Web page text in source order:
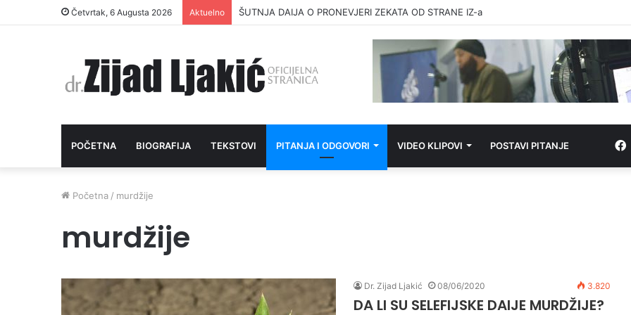
Četvrtak, 6 Augusta 2026 Aktuelno ŠUTNJA DAIJA O PRONEVJERI ZEKATA OD STRANE IZ-a
POČETNA BIOGRAFIJA TEKSTOVI PITANJA I ODGOVORI VIDEO KLIPOVI POSTAVI PITANJE
Početna / murdžije
murdžije
Dr. Zijad Ljakić 08/06/2020 3.820
DA LI SU SELEFIJSKE DAIJE MURDŽIJE?